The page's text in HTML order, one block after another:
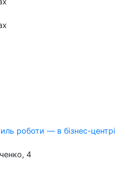
роботи — в бізнес-центрі
4